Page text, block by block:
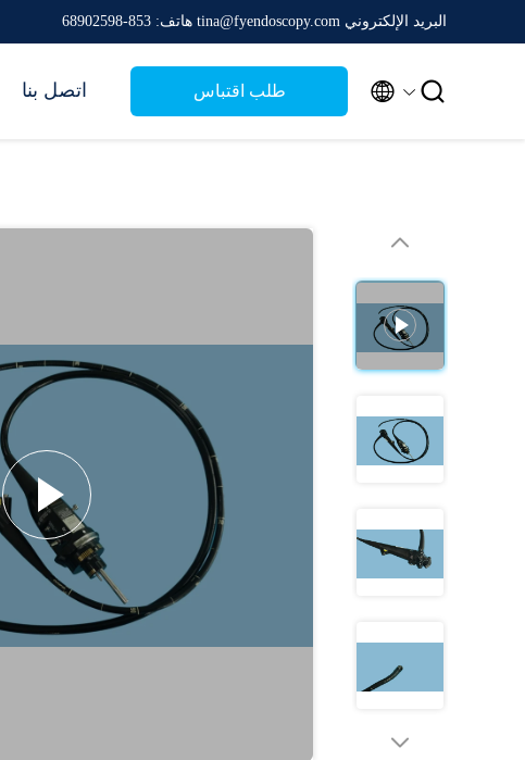
البريد الإلكتروني tina@fyendoscopy.com هاتف: 853-68902598
اتصل بنا طلب اقتباس  